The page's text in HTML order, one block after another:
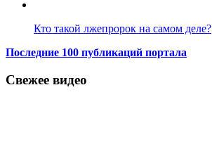
Кто такой лжепророк на самом деле?
Последние 100 публикаций портала
Свежее видео